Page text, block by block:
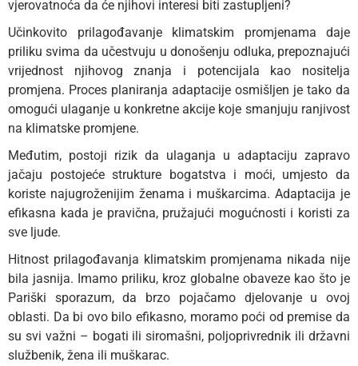
vjerovatnoća da će njihovi interesi biti zastupljeni?
Učinkovito prilagođavanje klimatskim promjenama daje
priliku svima da učestvuju u donošenju odluka, prepoznajući
vrijednost njihovog znanja i potencijala kao nositelja
promjena. Proces planiranja adaptacije osmišljen je tako da
omogući ulaganje u konkretne akcije koje smanjuju ranjivost
na klimatske promjene.
Međutim, postoji rizik da ulaganja u adaptaciju zapravo
jačaju postojeće strukture bogatstva i moći, umjesto da
koriste najugroženijim ženama i muškarcima. Adaptacija je
efikasna kada je pravična, pružajući mogućnosti i koristi za
sve ljude.
Hitnost prilagođavanja klimatskim promjenama nikada nije
bila jasnija. Imamo priliku, kroz globalne obaveze kao što je
Pariški sporazum, da brzo pojačamo djelovanje u ovoj
oblasti. Da bi ovo bilo efikasno, moramo poći od premise da
su svi važni – bogati ili siromašni, poljoprivrednik ili državni
službenik, žena ili muškarac.